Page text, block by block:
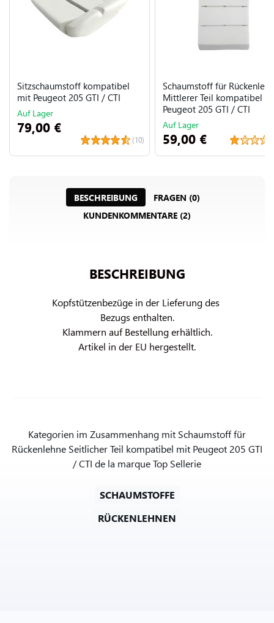
Sitzschaumstoff kompatibel
mit Peugeot 205 GTI / CTI
(10)
Auf Lager
79,00 €
Schaumstoff für
Mittlerer Teil kompatibel
Peugeot 205 GTI / CTI
Auf Lager
59,00 €
BESCHREIBUNG
FRAGEN (0)
KUNDENKOMMENTARE (2)
BESCHREIBUNG
Kopfstützenbezüge in der Lieferung des
Bezugs enthalten.
Klammern auf Bestellung erhältlich.
Artikel in der EU hergestellt.
Kategorien im Zusammenhang mit Schaumstoff für
Rückenlehne Seitlicher Teil kompatibel mit Peugeot 205 GTI
/ CTI de la marque Top Sellerie
SCHAUMSTOFFE
RÜCKENLEHNEN